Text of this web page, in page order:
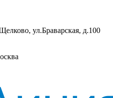
ул.Браварская, д.100